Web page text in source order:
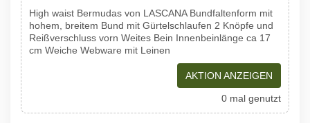
High waist Bermudas von LASCANA Bundfaltenform mit
hohem, breitem Bund mit Gürtelschlaufen 2 Knöpfe und
Reißverschluss vorn Weites Bein Innenbeinlänge ca 17
cm Weiche Webware mit Leinen
AKTION ANZEIGEN
0 mal genutzt